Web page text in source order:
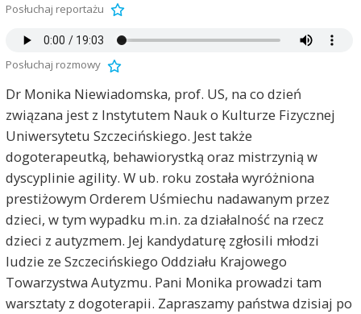
Posłuchaj reportażu
Posłuchaj rozmowy
Dr Monika Niewiadomska, prof. US, na co dzień
związana jest z Instytutem Nauk o Kulturze Fizycznej
Uniwersytetu Szczecińskiego. Jest także
dogoterapeutką, behawiorystką oraz mistrzynią w
dyscyplinie agility. W ub. roku została wyróżniona
prestiżowym Orderem Uśmiechu nadawanym przez
dzieci, w tym wypadku m.in. za działalność na rzecz
dzieci z autyzmem. Jej kandydaturę zgłosili młodzi
ludzie ze Szczecińskiego Oddziału Krajowego
Towarzystwa Autyzmu. Pani Monika prowadzi tam
warsztaty z dogoterapii. Zapraszamy państwa dzisiaj po